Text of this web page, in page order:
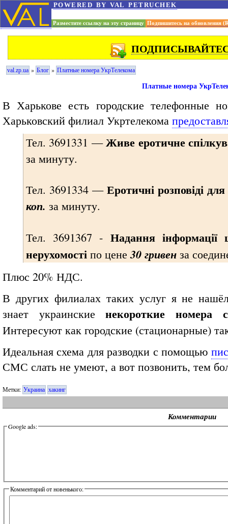
powered by val petruchek
Разместите ссылку на эту страницу Подпишитесь на обновления
val.zp.ua » Блог » Платные номера УкрТелекома
Платные номера
В Харькове есть городские телефонные
Харьковский филиал Укртелекома
Тел. 3691331 —Живе еротичне
за минуту.
Тел. 3691334 — Еротичні розповіді
коп. за минуту.
Тел. 3691367 - Надання
нерухомості по цене30 гривен за
Плюс 20% НДС.
В других филиалах таких услуг я не
знает украинскиенекороткие номера
Интересуют как городские (стационарные)
Идеальная схема для разводки с помощью
СМС слать не умеют, а вот позвонить, тем
Метки: Украина хакинг
Комментарии
Google ads:
Комментарий от новенького: